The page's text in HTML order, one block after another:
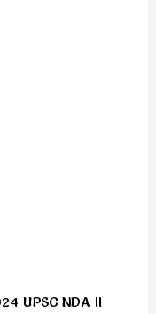
UPSC NDA II